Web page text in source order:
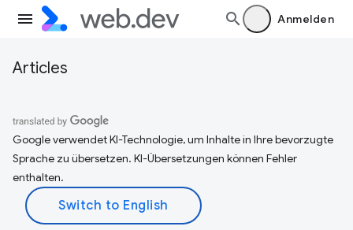
Anmelden
Articles
Google verwendet KI-Technologie, um Inhalte in Ihre bevorzugte
Sprache zu übersetzen. KI-Übersetzungen können Fehler
enthalten.